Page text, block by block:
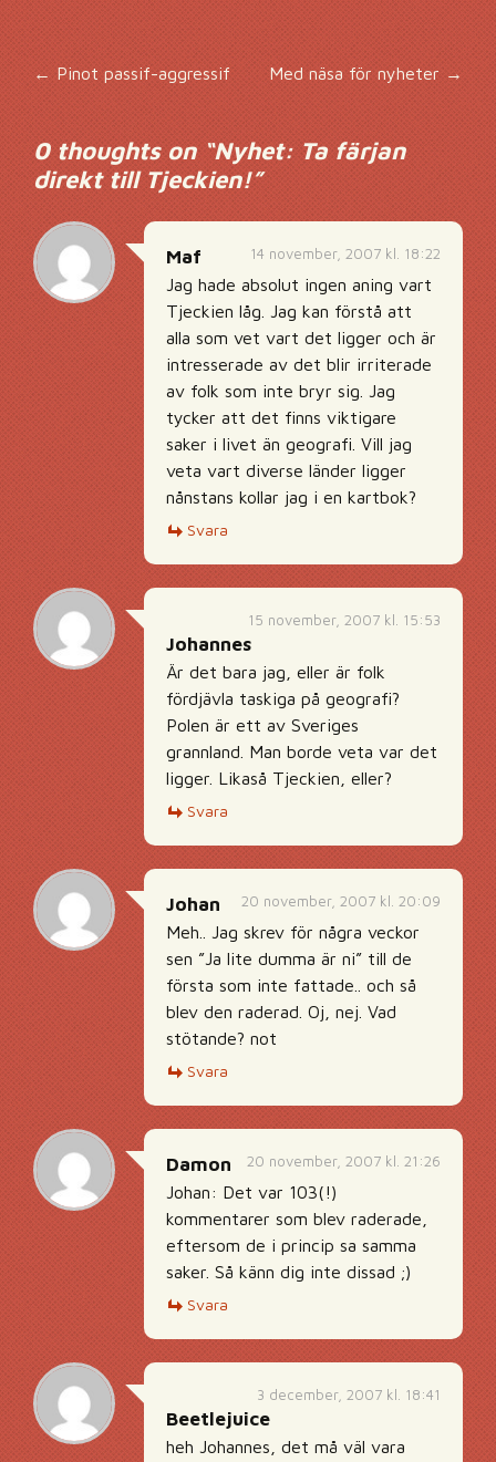
Inläggsnavigering
← Pinot passif-aggressif Med näsa för nyheter→
0 thoughts on “Nyhet: Ta färjan
direkt till Tjeckien!”
14 november, 2007 kl. 18:22
Maf
Jag hade absolut ingen aning vart
Tjeckien låg. Jag kan förstå att
alla som vet vart det ligger och är
intresserade av det blir irriterade
av folk som inte bryr sig. Jag
tycker att det finns viktigare
saker i livet än geografi. Vill jag
veta vart diverse länder ligger
nånstans kollar jag i en kartbok?
Svara
15 november, 2007 kl. 15:53
Johannes
Är det bara jag, eller är folk
fördjävla taskiga på geografi?
Polen är ett av Sveriges
grannland. Man borde veta var det
ligger. Likaså Tjeckien, eller?
Svara
20 november, 2007 kl. 20:09
Johan
Meh.. Jag skrev för några veckor
sen ”Ja lite dumma är ni” till de
första som inte fattade.. och så
blev den raderad. Oj, nej. Vad
stötande? not
Svara
20 november, 2007 kl. 21:26
Damon
Johan: Det var 103(!)
kommentarer som blev raderade,
eftersom de i princip sa samma
saker. Så känn dig inte dissad ;)
Svara
3 december, 2007 kl. 18:41
Beetlejuice
heh Johannes, det må väl vara